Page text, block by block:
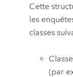
Cette
les
classes
(par